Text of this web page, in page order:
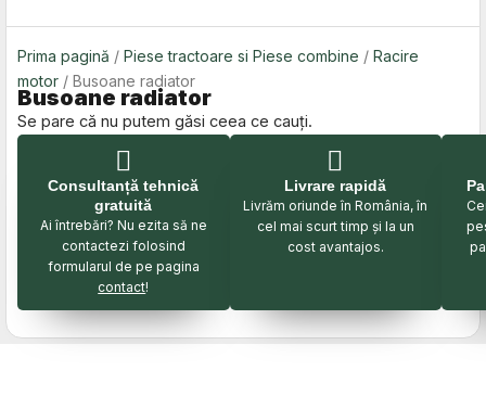
Prima pagină / Piese tractoare si Piese combine / Racire
motor / Busoane radiator
Busoane radiator
Se pare că nu putem găsi ceea ce cauți.
Consultanță tehnică
gratuită
Ai întrebări? Nu ezita să ne
contactezi folosind
formularul de pe pagina
contact!
Livrare rapidă
Livrăm oriunde în România, în
cel mai scurt timp și la un
cost avantajos.